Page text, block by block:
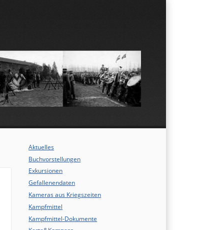
Aktuelles
Buchvorstellungen
Exkursionen
Gefallenendaten
Kameras aus Kriegszeiten
Kampfmittel
Kampfmittel-Dokumente